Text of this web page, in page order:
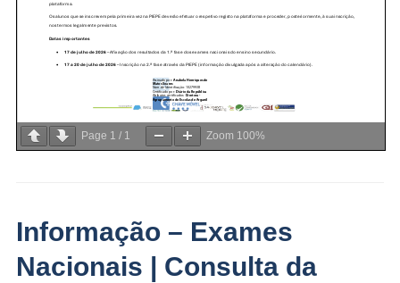
Page 1 / 1 Zoom 100%
Informação – Exames
Nacionais | Consulta da